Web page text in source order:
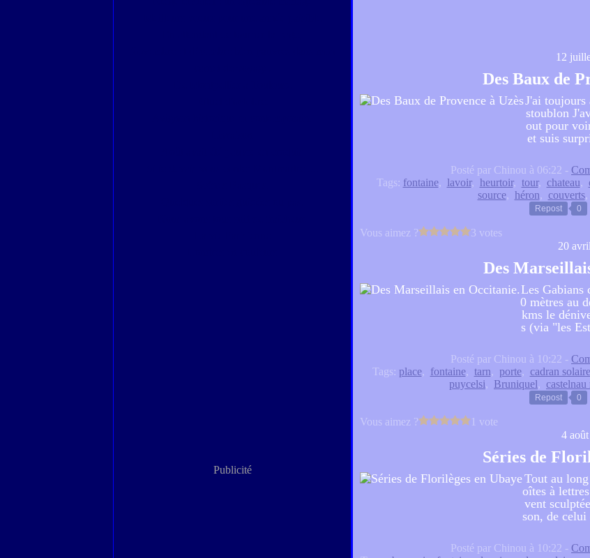
Publicité
12
Des Baux de
J'ai toujours
stoublon
out pour
et suis
Posté par Chinou à 06:22 -
Tags: fontaine, lavoir, heurtoir, tour, chateau,
source, héron, couverts,
Repost 0
Vous aimez ?
3 votes
20
Des
Les Gabians
0 mètres au
kms le
s (via "les
Posté par Chinou à 10:22 -
Tags: place, fontaine, tarn, porte, cadran solaire
puycelsi, Bruniquel,
Repost 0
Vous aimez ?
1 vote
4
Séries de
Tout au
oîtes à
vent
son, de
Posté par Chinou à 10:22 -